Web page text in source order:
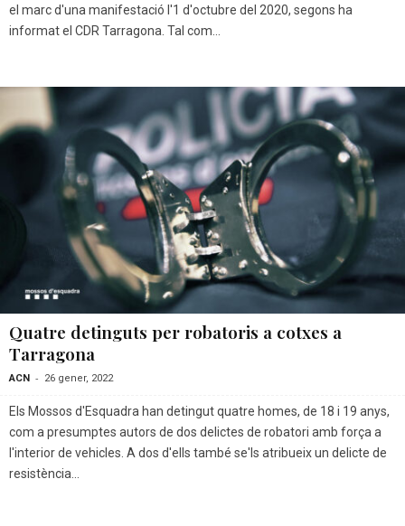
el marc d'una manifestació l'1 d'octubre del 2020, segons ha
informat el CDR Tarragona. Tal com...
Quatre detinguts per robatoris a cotxes a
Tarragona
ACN - 26 gener, 2022
Els Mossos d'Esquadra han detingut quatre homes, de 18 i 19 anys,
com a presumptes autors de dos delictes de robatori amb força a
l'interior de vehicles. A dos d'ells també se'ls atribueix un delicte de
resistència...